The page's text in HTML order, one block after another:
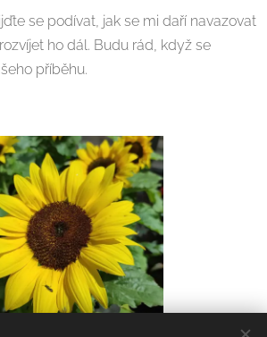
se podívat, jak se mi daří navazovat
ho dál. Budu rád, když se
příběhu.